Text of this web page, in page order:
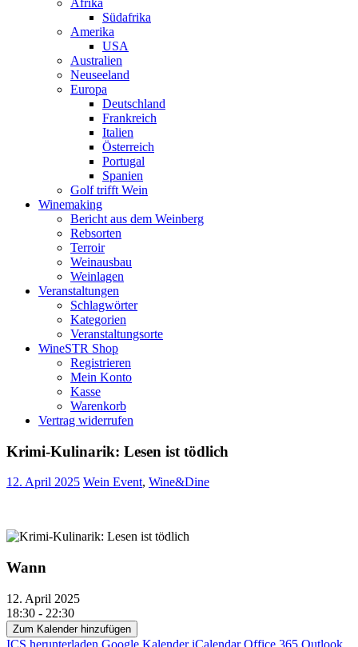
Afrika
Südafrika
Amerika
USA
Australien
Neuseeland
Europa
Deutschland
Frankreich
Italien
Österreich
Portugal
Spanien
Golf trifft Wein
Winemaking
Bericht aus dem Weinberg
Rebsorten
Terroir
Weinausbau
Weinlagen
Veranstaltungen
Schlagwörter
Kategorien
Veranstaltungsorte
WineSTR Shop
Registrieren
Mein Konto
Kasse
Warenkorb
Vertrag widerrufen
Krimi-Kulinarik: Lesen ist tödlich
12. April 2025 Wein Event, Wine&Dine
Wann
12. April 2025
18:30 - 22:30
Zum Kalender hinzufügen
ICS herunterladen Google Kalender iCalendar Office 365 Outlook